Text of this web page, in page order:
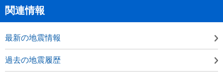
関連情報
最新の地震情報
過去の地震履歴